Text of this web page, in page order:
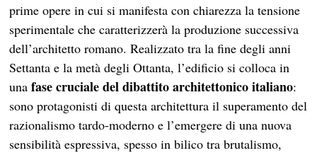
prime opere in cui si manifesta con chiarezza la tensione
sperimentale che caratterizzerà la produzione successiva
dell’architetto romano. Realizzato tra la fine degli anni
Settanta e la metà degli Ottanta, l’edificio si colloca in
unafase cruciale del dibattito architettonico italiano:
sono protagonisti di questa architettura il superamento del
razionalismo tardo-moderno e l’emergere di una nuova
sensibilità espressiva, spesso in bilico tra brutalismo,